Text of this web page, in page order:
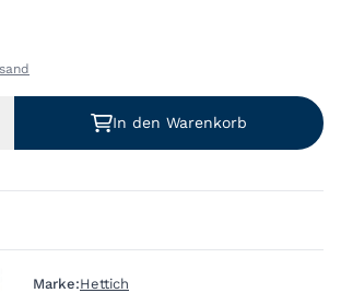
Bohrabstan...
In den Warenkorb
Marke:Hettich